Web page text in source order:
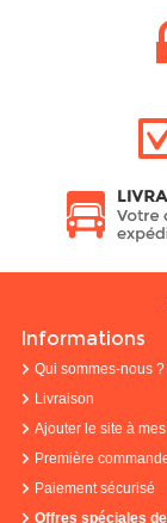
Informations
Qui sommes-nous ?
Livraison
Ajouter le site à
Première
Paiement sécurisé
Offres spéciales